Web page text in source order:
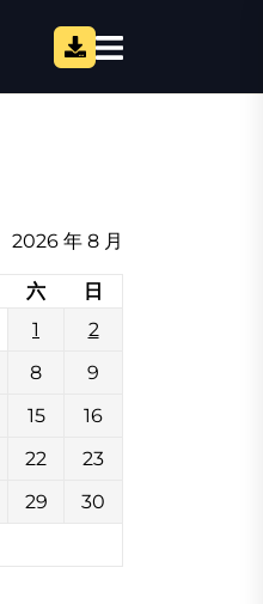
2026 年 8 月
六
日
1
2
8
9
15
16
22
23
29
30